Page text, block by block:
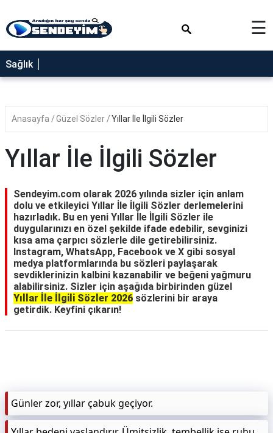
SAĞLIK
NEDİR
YEMEK
RÜYA
GEZİLECEK
YERLER
BLOG
☰
Sağlık
Anasayfa Güzel Sözler Yıllar İle İlgili Sözler
Yıllar İle İlgili Sözler
Sendeyim.com olarak 2026 yılında sizler için anlam
dolu ve etkileyici Yıllar İle İlgili Sözler derlemelerini
hazırladık. Bu en yeni Yıllar İle İlgili Sözler ile
duygularınızı en özel şekilde ifade edebilir, sevginizi
kısa ama çarpıcı sözlerle dile getirebilirsiniz.
Instagram, WhatsApp, Facebook ve X gibi sosyal
medya platformlarında bu sözleri paylaşarak
sevdiklerinizin kalbini kazanabilir ve beğeni yağmuru
alabilirsiniz. Sizler için aşağıda birbirinden güzel
Yıllar İle İlgili Sözler 2026 sözlerini bir araya
getirdik. Keyfini çıkarın!
Günler zor, yıllar çabuk geçiyor.